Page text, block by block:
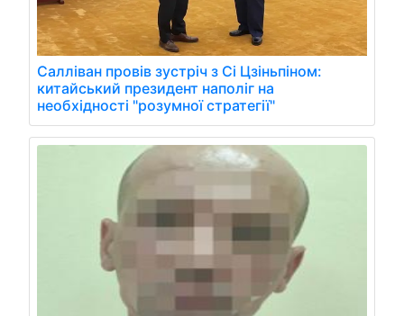
Салліван провів зустріч з Сі Цзіньпіном:
китайський президент наполіг на
необхідності "розумної стратегії"